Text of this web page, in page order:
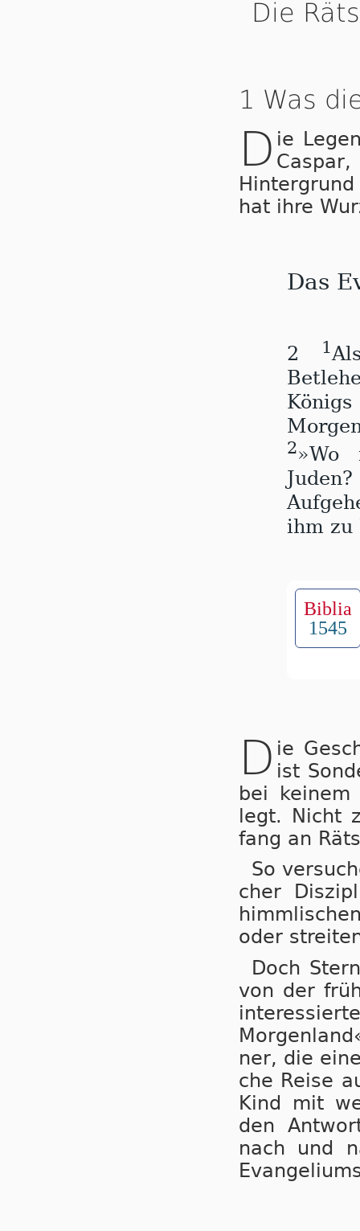
Die
1 Was
D ie
hat ihre
Das
2 1
Königs
2»Wo
ihm zu
Biblia
1545
D ie
ist
bei
legt. Nicht
fang an
So
cher
oder
Doch
von der
ner, die
che Rei­se
Kind mit
den
nach und